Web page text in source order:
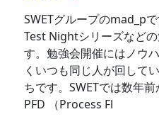
SWETグループのmad_p
Test Nightシリーズなど
す。勉強会開催にはノウ
くいつも同じ人が回して
ちです。SWETでは数年
PFD （Process Fl